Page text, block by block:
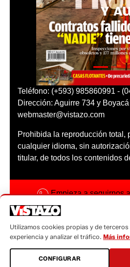
Teléfono: (+593) 985860991 -
Dirección: Aguirre 734 y
webmaster@vistazo.com
Prohibida la reproducción total,
cualquier idioma, sin
titular, de todos los contenidos
Empieza a seguirnos
Código ética
Sugerencias a:
sugerencias@vistazo.com
Utilizamos cookies propias y de
experiencia y analizar el tráfico. Más
CONFIGURAR